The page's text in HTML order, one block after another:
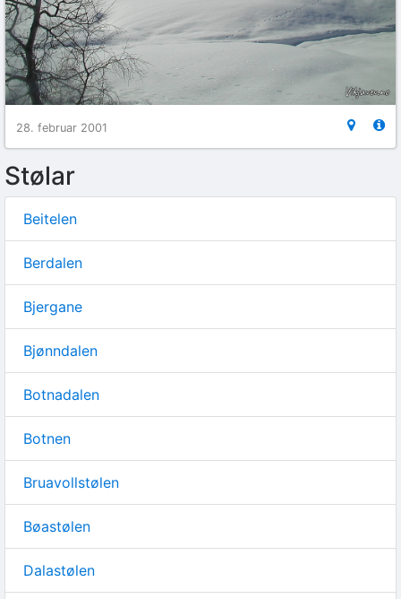
28. februar 2001
Stølar
Beitelen
Berdalen
Bjergane
Bjønndalen
Botnadalen
Botnen
Bruavollstølen
Bøastølen
Dalastølen